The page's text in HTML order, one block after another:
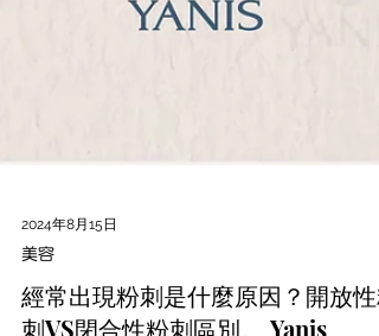
2024年8月15日